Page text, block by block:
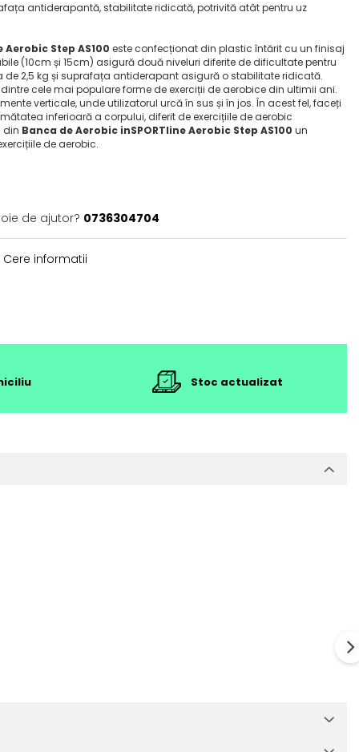
antiderapantă, stabilitate ridicată, potrivită atât pentru uz
Step AS100 este confecționat din plastic întărit cu un finisaj
(10cm și 15cm) asigură două niveluri diferite de dificultate pentru
2,5 kg și suprafața antiderapant asigură o stabilitate ridicată.
cele mai populare forme de exerciții de aerobice din ultimii ani.
verticale, unde utilizatorul urcă în sus și în jos. În acest fel, faceți
inferioară a corpului, diferit de exercițiile de aerobic
din Banca de Aerobic inSPORTline Aerobic Step AS100 un
de aerobic.
de ajutor? 0736304704
Cere informatii
Stoc actualizat